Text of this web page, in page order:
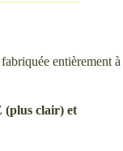
entièrement à
(plus clair) et